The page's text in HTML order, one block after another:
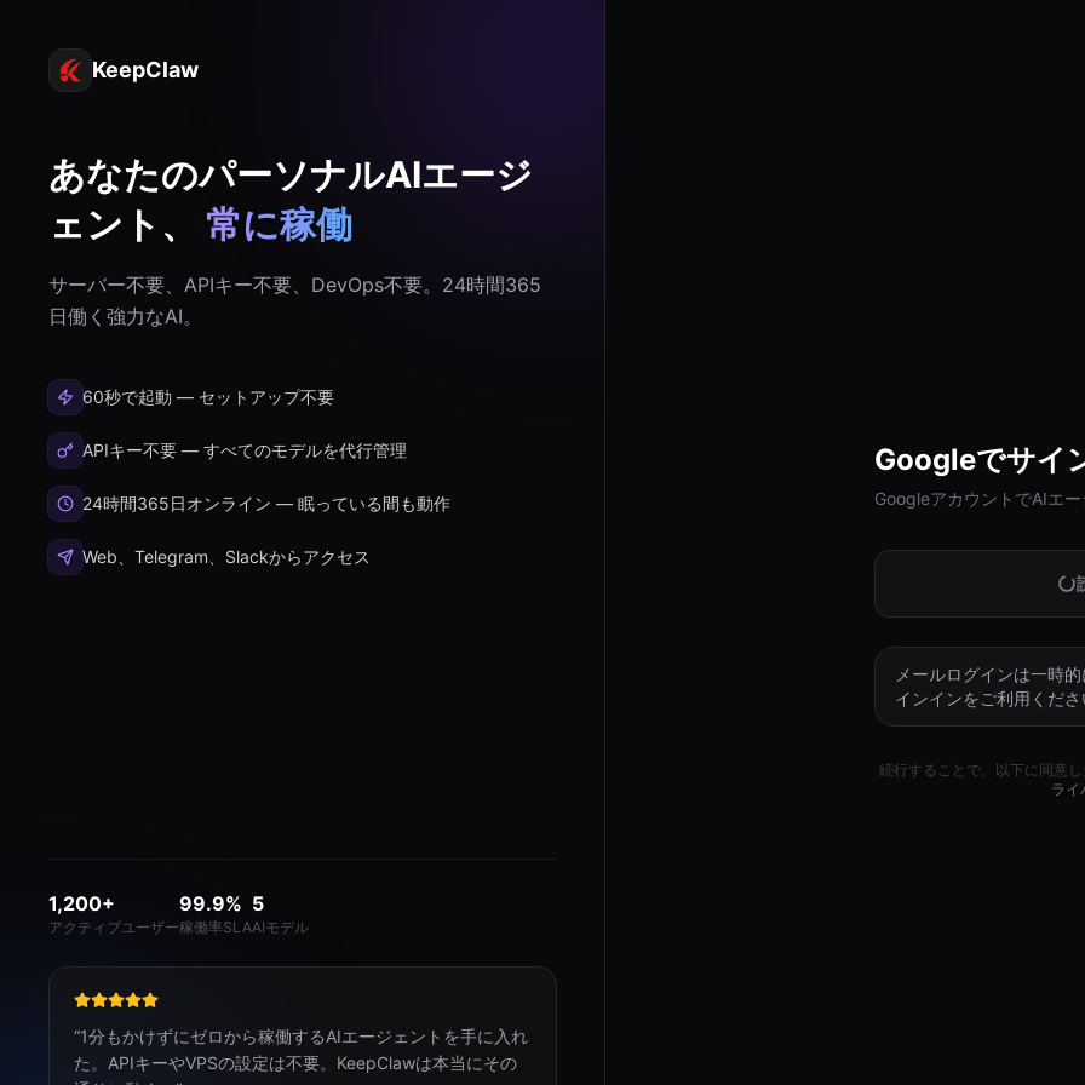
KeepClaw
あなたのパーソナルAIエージ
ェント、
常に稼働
サーバー不要、APIキー不要、DevOps不要。24時間365
日働く強力なAI。
60秒で起動 — セットアップ不要
APIキー不要 — すべてのモデルを代行管理
24時間365日オンライン — 眠っている間も動作
Web、Telegram、Slackからアクセス
1,200+
アクティブユーザー
99.9%
稼働率SLA
5
AIモデル
“1分もかけずにゼロから稼働するAIエージェントを手に入れ
た。APIキーやVPSの設定は不要。KeepClawは本当にその
Googleでサイ
GoogleアカウントでAIエー
メールログインは一時
インインをご利用くださ
続行することで、以下に同意
ライ